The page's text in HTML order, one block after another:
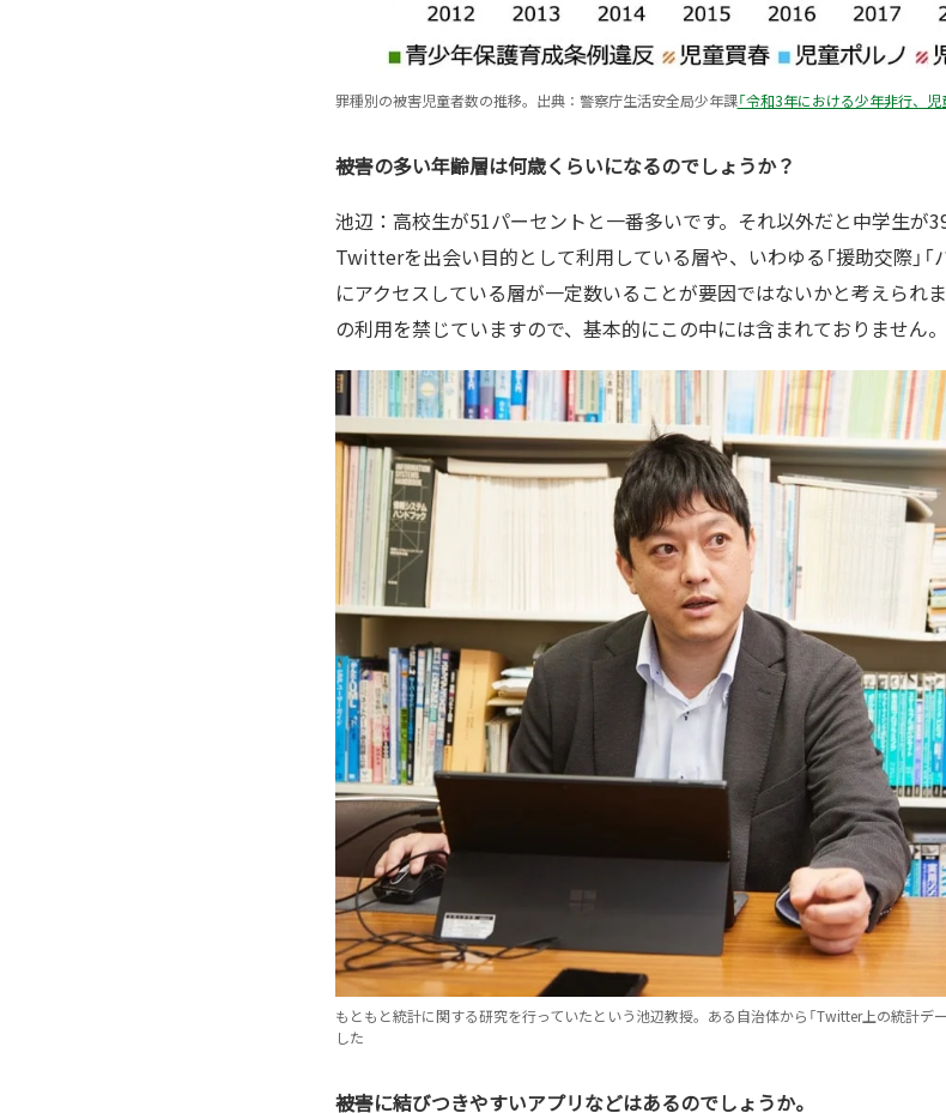
罪種別の被害児童者数の推移。出典：警察庁生活安全局少年課「令和3年における少年非行、児
――被害の多い年齢層は何歳くらいになるのでしょうか？
池辺：高校生が51パーセントと一番多いです。それ以外だと中学生が
Twitterを出会い目的として利用している層や、いわゆる「援助交際」
にアクセスしている層が一定数いることが要因ではないかと考えられ
の利用を禁じていますので、基本的にこの中には含まれておりません。
もともと統計に関する研究を行っていたという池辺教授。ある自治体から「Twitter上の統計デ
した
――被害に結びつきやすいアプリなどはあるのでしょうか。